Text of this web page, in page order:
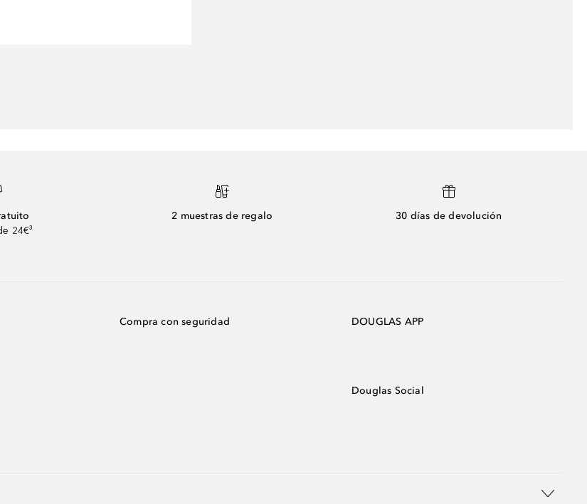
24€³
2 muestras de regalo 30 días de devolución
Compra con seguridad DOUGLAS APP
Douglas Social